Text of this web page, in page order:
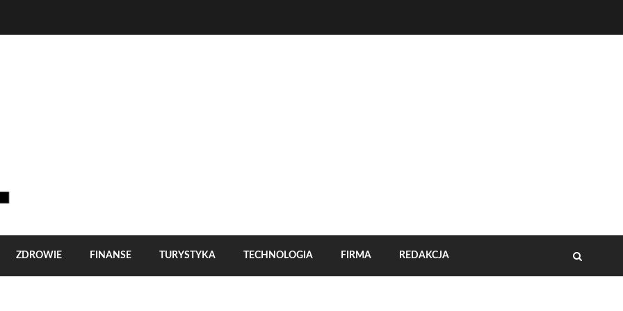
ZDROWIE FINANSE TURYSTYKA TECHNOLOGIA FIRMA REDAKCJA